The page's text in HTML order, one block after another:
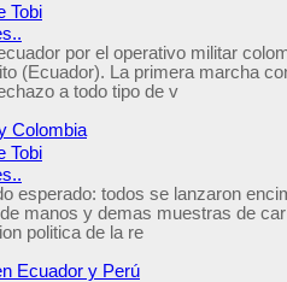
Tobi
por el operativo militar
(Ecuador). La primera marcha
a todo tipo de v
Colombia
Tobi
esperado: todos se lanzaron
manos y demas muestras de
politica de la re
Ecuador y Perú